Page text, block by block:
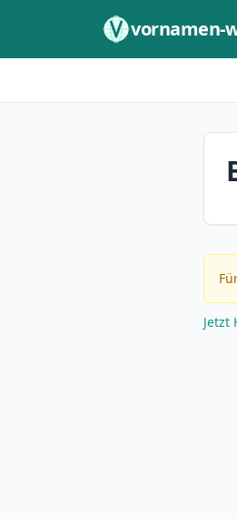
vornamen-
Jetzt